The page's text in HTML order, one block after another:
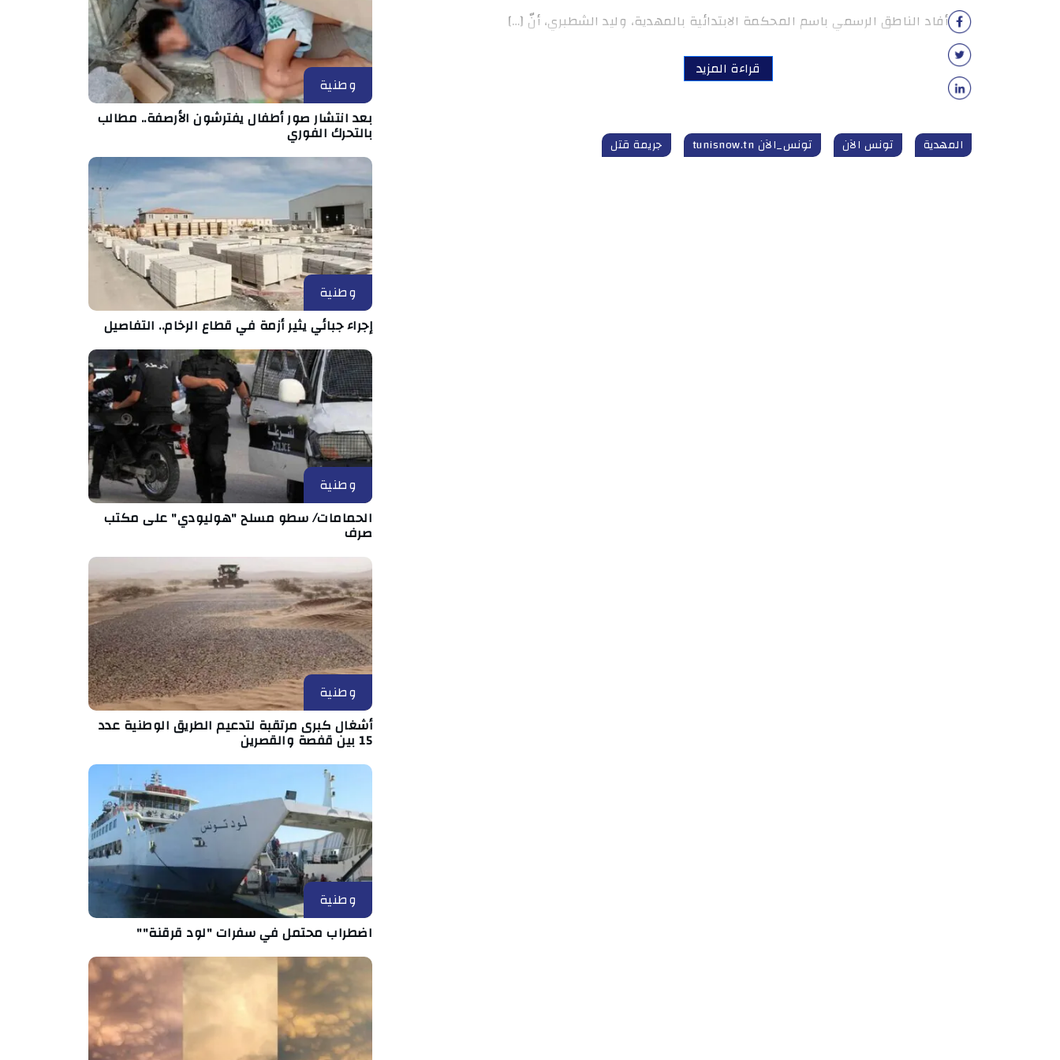
أفاد الناطق الرسمي باسم المحكمة الابتدائية بالمهدية، وليد الشطبري، أنّ […]
قراءة المزيد
المهدية تونس الآن تونس_الآن tunisnow.tn جريمة قتل
وطنية
بعد انتشار صور أطفال يفترشون الأرصفة.. مطالب
بالتحرك الفوري
وطنية
إجراء جبائي يثير أزمة في قطاع الرخام.. التفاصيل
وطنية
الحمامات/ سطو مسلح "هوليودي" على مكتب
صرف
وطنية
أشغال كبرى مرتقبة لتدعيم الطريق الوطنية عدد
15 بين قفصة والقصرين
وطنية
اضطراب محتمل في سفرات "لود قرقنة""